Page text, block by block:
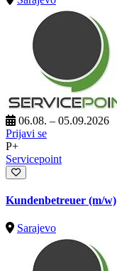
06.08. – 05.09.2026
Prijavi se
P+
Servicepoint
Kundenbetreuer (m/w)
Sarajevo